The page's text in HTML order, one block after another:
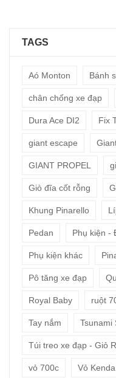
TAGS
Aó Monton Bánh
chân chống xe đạp
Dura Ace DI2 Fix
giant escape
GIANT PROPEL
Giò đĩa cốt rỗng
Khung Pinarello
Pedan Phụ kiện -
Phụ kiện khác
Pô tăng xe đạp
Royal Baby ruột
Tay nắm Tsunami
Túi treo xe đạp - Giỏ
vỏ 700c Vỏ Kenda